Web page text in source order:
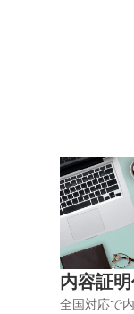
内容証
全国対応で